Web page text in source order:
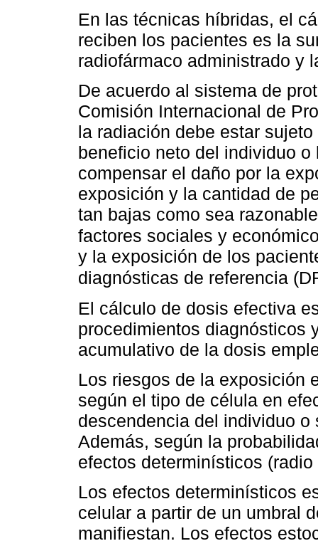
En las técnicas híbridas, el
reciben los pacientes es la
radiofármaco administrado y
De acuerdo al sistema de
Comisión Internacional de
la radiación debe estar
beneficio neto del individuo
compensar el daño por la
exposición y la cantidad de
tan bajas como sea
factores sociales y
y la exposición de los
diagnósticas de referencia
El cálculo de dosis efectiva
procedimientos diagnósticos
acumulativo de la dosis
Los riesgos de la exposición
según el tipo de célula en
descendencia del individuo
Además, según la
efectos determinísticos
Los efectos determinísticos
celular a partir de un umbral
manifiestan. Los efectos